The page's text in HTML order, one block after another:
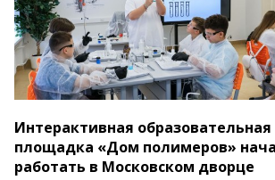
Интерактивная образовательная
площадка «Дом полимеров»
работать в Московском дворце